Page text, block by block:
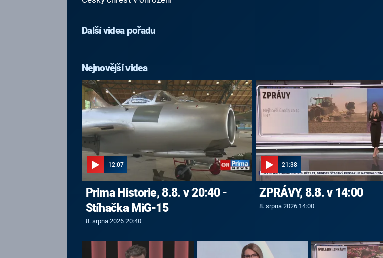
Další videa pořadu
Nejnovější videa
12:07
Prima Historie, 8.8. v 20:40 -
Stíhačka MiG-15
8. srpna 2026 20:40
21:38
ZPRÁVY, 8.8. v 14:00
8. srpna 2026 14:00